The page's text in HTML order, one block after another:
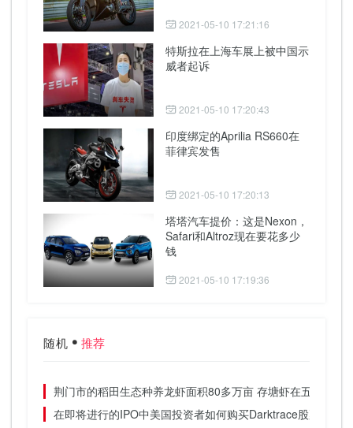
2021-05-10 17:21:16
特斯拉在上海车展上被中国示
威者起诉
2021-05-10 17:20:43
印度绑定的Aprilia RS660在
菲律宾发售
2021-05-10 17:20:13
塔塔汽车提价：这是Nexon，
Safari和Altroz现在要花多少
钱
2021-05-10 17:19:36
随机 推荐
荆门市的稻田生态种养龙虾面积80多万亩 存塘虾在五千七百
在即将进行的IPO中美国投资者如何购买Darktrace股票